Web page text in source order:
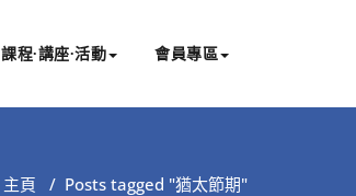
課程∙講座∙活動 會員專區
主頁 / Posts tagged "猶太節期"